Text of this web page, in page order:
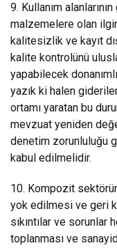
9. Kullanım
malzemelere olan
kalitesizlik ve kayıt
kalite kontrolünü
yapabilecek
yazık ki halen
ortamı yaratan bu
mevzuat yeniden
denetim zorunluluğu
kabul edilmelidir.
10. Kompozit
yok edilmesi ve geri
sıkıntılar ve sorunlar
toplanması ve